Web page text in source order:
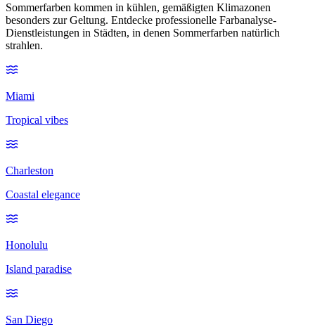
Sommerfarben kommen in kühlen, gemäßigten Klimazonen
besonders zur Geltung. Entdecke professionelle Farbanalyse-
Dienstleistungen in Städten, in denen Sommerfarben natürlich
strahlen.
Miami
Tropical vibes
Charleston
Coastal elegance
Honolulu
Island paradise
San Diego